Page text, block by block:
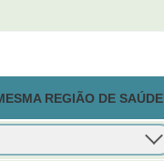
REGIÃO DE SAÚDE